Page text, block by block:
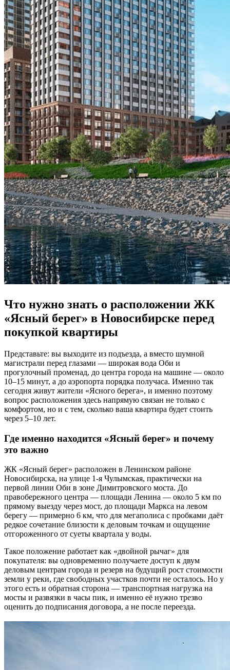
Что нужно знать о расположении ЖК
«Ясный берег» в Новосибирске перед
покупкой квартиры
Представьте: вы выходите из подъезда, а вместо шумной
магистрали перед глазами — широкая вода Оби и
прогулочный променад, до центра города на машине — около
10–15 минут, а до аэропорта порядка получаса. Именно так
сегодня живут жители «Ясного берега», и именно поэтому
вопрос расположения здесь напрямую связан не только с
комфортом, но и с тем, сколько ваша квартира будет стоить
через 5–10 лет.
Где именно находится «Ясный берег» и почему
это важно
ЖК «Ясный берег» расположен в Ленинском районе
Новосибирска, на улице 1-я Чулымская, практически на
первой линии Оби в зоне Димитровского моста. До
правобережного центра — площади Ленина — около 5 км по
прямому выезду через мост, до площади Маркса на левом
берегу — примерно 6 км, что для мегаполиса с пробками даёт
редкое сочетание близости к деловым точкам и ощущение
отгороженного от суеты квартала у воды.
Такое положение работает как «двойной рычаг» для
покупателя: вы одновременно получаете доступ к двум
деловым центрам города и резерв на будущий рост стоимости
земли у реки, где свободных участков почти не осталось. Но у
этого есть и обратная сторона — транспортная нагрузка на
мосты и развязки в часы пик, и именно её нужно трезво
оценить до подписания договора, а не после переезда.